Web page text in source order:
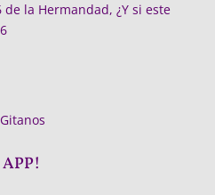
la Hermandad, ¿Y si este